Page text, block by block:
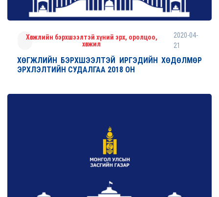
Хөгжлийн бэрхшээлтэй хүний эрх, оролцоо,
хөгжил
2020-04-
21
ХӨГЖЛИЙН БЭРХШЭЭЛТЭЙ ИРГЭДИЙН ХӨДӨЛМӨР
ЭРХЛЭЛТИЙН СУДАЛГАА 2018 ОН